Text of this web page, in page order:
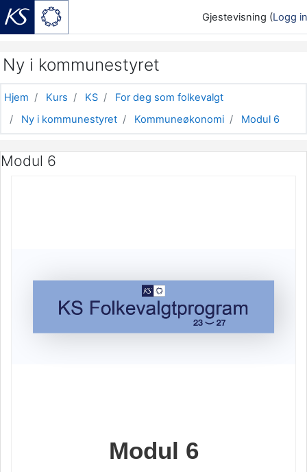
Gjestevisning (Logg
Ny i kommunestyret
Hjem Kurs KS
For deg som folkevalgt
Ny i kommunestyret
Kommuneøkonomi Modul 6
Modul 6